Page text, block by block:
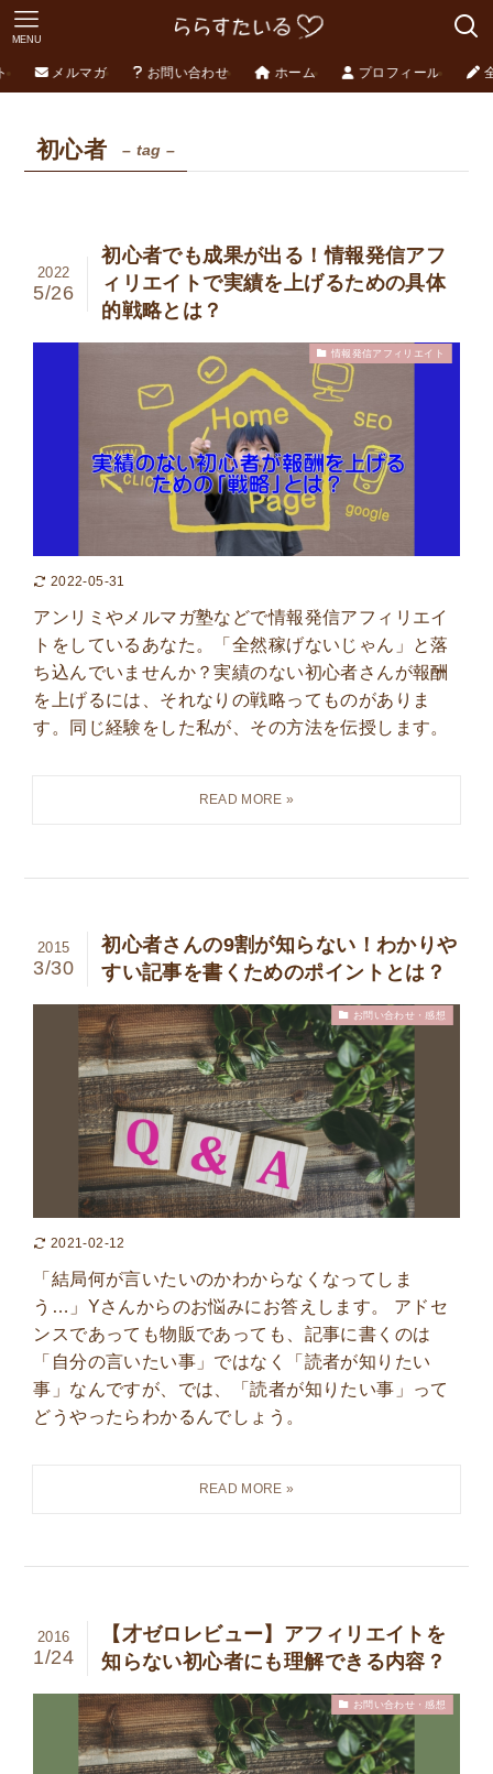
MENU
メルマガ お問い合わせ ホーム プロフィール
初心者 – tag –
初心者でも成果が出る！情報発信アフ
ィリエイトで実績を上げるための具体
的戦略とは？
2022
5/26
情報発信アフィリエイト
2022-05-31
アンリミやメルマガ塾などで情報発信アフィリエイ
トをしているあなた。「全然稼げないじゃん」と落
ち込んでいませんか？実績のない初心者さんが報酬
を上げるには、それなりの戦略ってものがありま
す。同じ経験をした私が、その方法を伝授します。
初心者さんの9割が知らない！わかりや
すい記事を書くためのポイントとは？
2015
3/30
お問い合わせ・感想
2021-02-12
「結局何が言いたいのかわからなくなってしま
う…」Yさんからのお悩みにお答えします。 アドセ
ンスであっても物販であっても、記事に書くのは
「自分の言いたい事」ではなく「読者が知りたい
事」なんですが、では、「読者が知りたい事」って
どうやったらわかるんでしょう。
【才ゼロレビュー】アフィリエイトを
知らない初心者にも理解できる内容？
2016
1/24
お問い合わせ・感想